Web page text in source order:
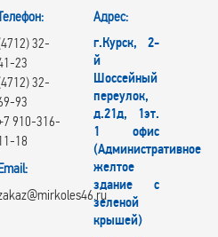
32-
23
32-
93
910-316-
18
Адрес:
г.Курск, 2-
й
Шоссейный
переулок,
д.21д, 1эт.
1 офис
(Административное
желтое
здание с
зеленой
крышей)